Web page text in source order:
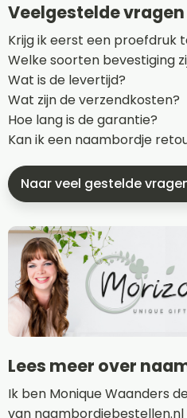
Veelgestelde vragen
Krijg ik eerst een proefdruk
Welke soorten bevestiging
Wat is de levertijd?
Wat zijn de verzendkosten?
Hoe lang is de garantie?
Kan ik een naambordje
Naar veel gestelde
Lees meer over
Ik ben Monique Waanders
van naambordjebestellen.nl